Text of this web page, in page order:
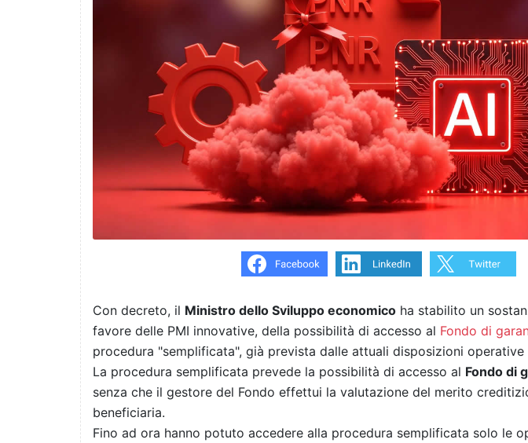
Con decreto, il Ministro dello Sviluppo economico ha stabilito un
favore delle PMI innovative, della possibilità di accesso al Fondo di
procedura "semplificata", già prevista dalle attuali disposizioni operative
La procedura semplificata prevede la possibilità di accesso al Fondo di
senza che il gestore del Fondo effettui la valutazione del merito
beneficiaria.
Fino ad ora hanno potuto accedere alla procedura semplificata solo le